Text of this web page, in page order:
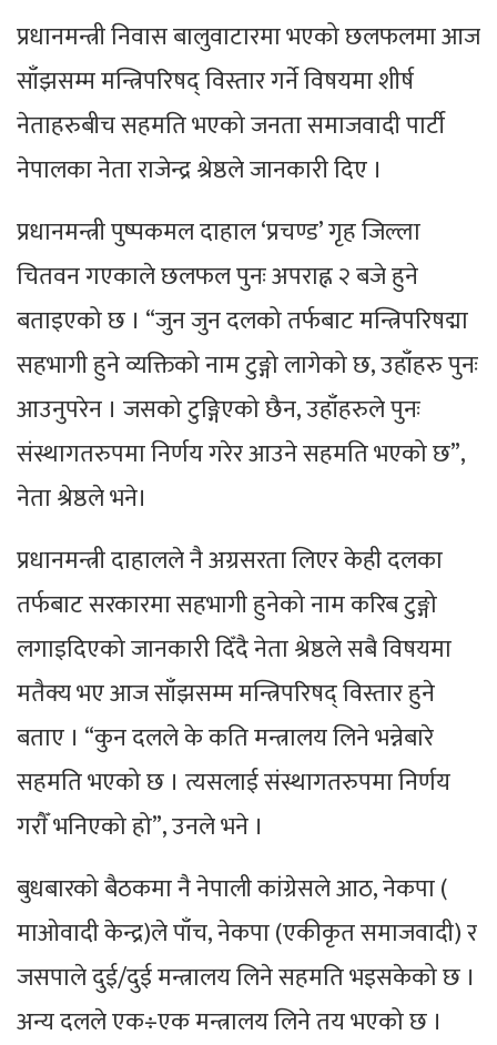
प्रधानमन्त्री निवास बालुवाटारमा भएको छलफलमा आज
साँझसम्म मन्त्रिपरिषद् विस्तार गर्ने विषयमा शीर्ष
नेताहरुबीच सहमति भएको जनता समाजवादी पार्टी
नेपालका नेता राजेन्द्र श्रेष्ठले जानकारी दिए ।
प्रधानमन्त्री पुष्पकमल दाहाल ‘प्रचण्ड’ गृह जिल्ला
चितवन गएकाले छलफल पुनः अपराह्न २ बजे हुने
बताइएको छ । “जुन जुन दलको तर्फबाट मन्त्रिपरिषद्मा
सहभागी हुने व्यक्तिको नाम टुङ्गो लागेको छ, उहाँहरु पुनः
आउनुपरेन । जसको टुङ्गिएको छैन, उहाँहरुले पुनः
संस्थागतरुपमा निर्णय गरेर आउने सहमति भएको छ”,
नेता श्रेष्ठले भने।
प्रधानमन्त्री दाहालले नै अग्रसरता लिएर केही दलका
तर्फबाट सरकारमा सहभागी हुनेको नाम करिब टुङ्गो
लगाइदिएको जानकारी दिँदै नेता श्रेष्ठले सबै विषयमा
मतैक्य भए आज साँझसम्म मन्त्रिपरिषद् विस्तार हुने
बताए । “कुन दलले के कति मन्त्रालय लिने भन्नेबारे
सहमति भएको छ । त्यसलाई संस्थागतरुपमा निर्णय
गराैँ भनिएको हो”, उनले भने ।
बुधबारको बैठकमा नै नेपाली कांग्रेसले आठ, नेकपा (
माओवादी केन्द्र)ले पाँच, नेकपा (एकीकृत समाजवादी) र
जसपाले दुई/दुई मन्त्रालय लिने सहमति भइसकेको छ ।
अन्य दलले एक÷एक मन्त्रालय लिने तय भएको छ ।